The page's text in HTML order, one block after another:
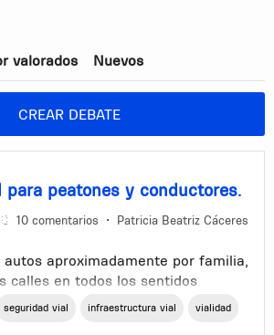
valorados Nuevos
CREAR DEBATE
para peatones y conductores.
10 comentarios •
Patricia Beatriz Cáceres
autos aproximadamente por familia,
calles en todos los sentidos
seguridad vial infraestructura vial vialidad